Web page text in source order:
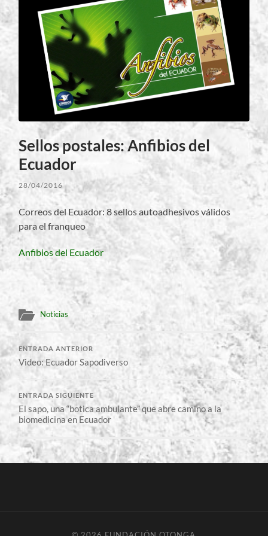
Sellos postales: Anfibios del
Ecuador
28/04/2016
Correos del Ecuador: 8 sellos autoadhesivos válidos
para el franqueo
Anfibios del Ecuador
Noticias
ENTRADA ANTERIOR
Video: Ecuador Sapodiverso
ENTRADA SIGUIENTE
El sapo, una “botica ambulante” que abre camino a la
biomedicina en Ecuador